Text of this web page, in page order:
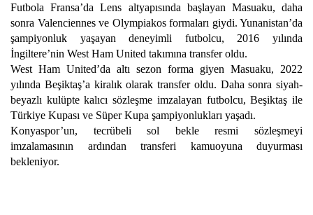
Futbola Fransa’da Lens altyapısında başlayan Masuaku, daha
sonra Valenciennes ve Olympiakos formaları giydi. Yunanistan’da
şampiyonluk yaşayan deneyimli futbolcu, 2016 yılında
İngiltere’nin West Ham United takımına transfer oldu.
West Ham United’da altı sezon forma giyen Masuaku, 2022
yılında Beşiktaş’a kiralık olarak transfer oldu. Daha sonra siyah-
beyazlı kulüpte kalıcı sözleşme imzalayan futbolcu, Beşiktaş ile
Türkiye Kupası ve Süper Kupa şampiyonlukları yaşadı.
Konyaspor’un, tecrübeli sol bekle resmi sözleşmeyi
imzalamasının ardından transferi kamuoyuna duyurması
bekleniyor.